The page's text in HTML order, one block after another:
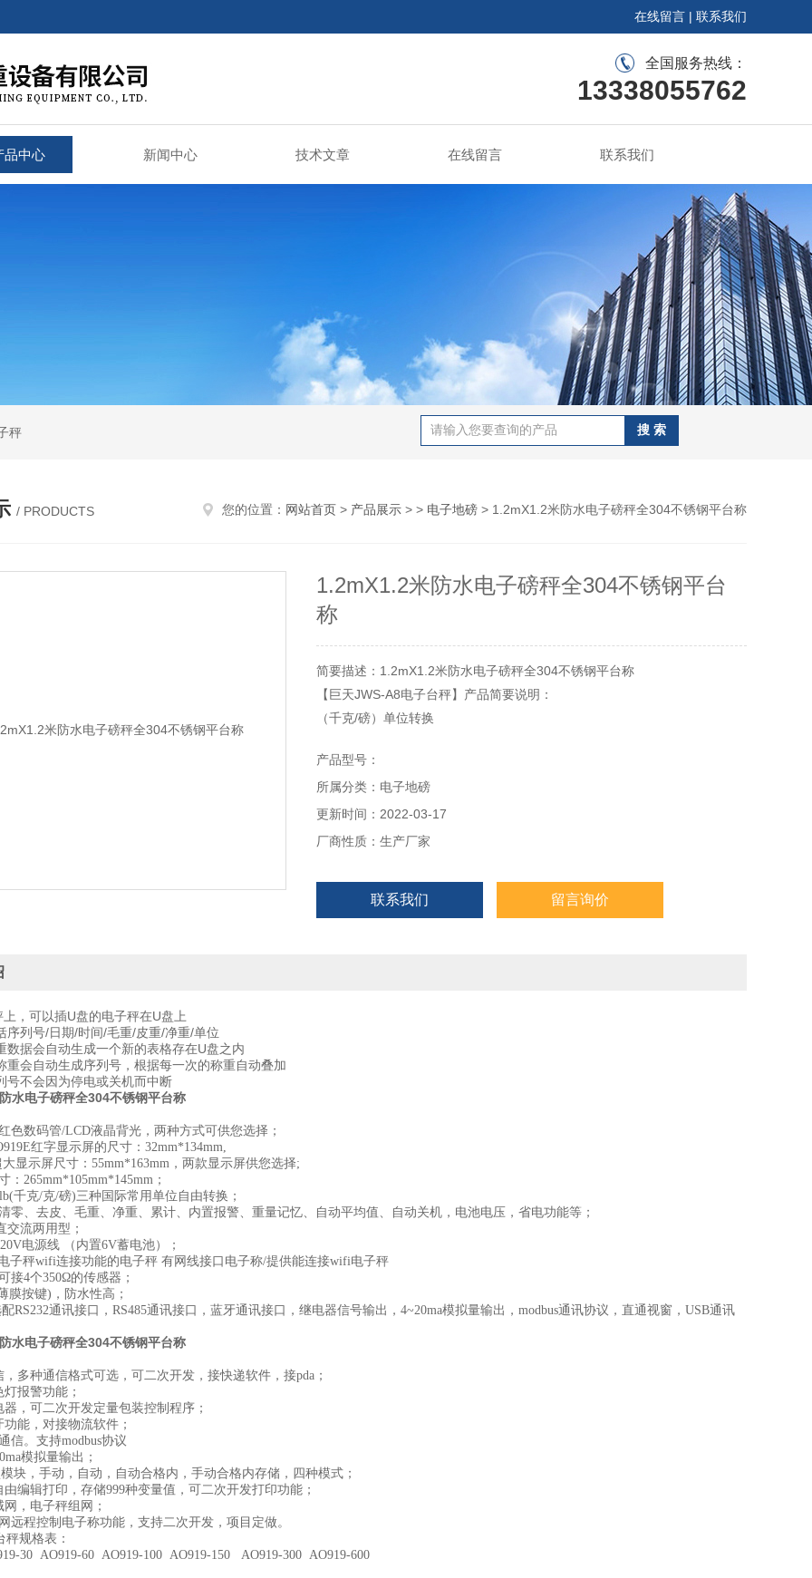
在线留言 | 联系我们
全国服务热线：
13338055762
品中心 新闻中心 技术文章 在线留言 联系我们
秤
/ PRODUCTS 您的位置： 网站首页 > 产品展示 > > 电子地磅 > 1.2mX1.2米防水电子磅秤全304不锈钢平台称
1.2mX1.2米防水电子磅秤全304不锈钢平台
称
简要描述：1.2mX1.2米防水电子磅秤全304不锈钢平台称
【巨天JWS-A8电子台秤】产品简要说明：
（千克/磅）单位转换
● 上下限重量报警功能
● 重量累加功能
● 6V/4Ah铅酸充电电池或交流220VAC供电
● 软件自动校正
● 不锈钢秤盘
● 秤量/分度值
产品型号：
所属分类：电子地磅
更新时间：2022-03-17
厂商性质：生产厂家
联系我们 留言询价
，可以插U盘的电子秤在U盘上
序列号/日期/时间/毛重/皮重/净重/单位
数据会自动生成一个新的表格存在U盘之内
重会自动生成序列号，根据每一次的称重自动叠加
号不会因为停电或关机而中断
水电子磅秤全304不锈钢平台称
色数码管/LCD液晶背光，两种方式可供您选择；
红字显示屏的尺寸：32mm*134mm,
大显示屏尺寸：55mm*163mm，两款显示屏供您选择;
：265mm*105mm*145mm；
千克/克/磅)三种国际常用单位自由转换；
零、去皮、毛重、净重、累计、内置报警、重量记忆、自动平均值、自动关机，电池电压，省电功能等；
交流两用型；
电源线 （内置6V蓄电池）；
子秤wifi连接功能的电子秤 有网线接口电子称/提供能连接wifi电子秤
接4个350Ω的传感器；
膜按键)，防水性高；
RS232通讯接口，RS485通讯接口，蓝牙通讯接口，继电器信号输出，4~20ma模拟量输出，modbus通讯协议，直通视窗，USB通讯
水电子磅秤全304不锈钢平台称
，多种通信格式可选，可二次开发，接快递软件，接pda；
报警功能；
，可二次开发定量包装控制程序；
能，对接物流软件；
信。支持modbus协议
模拟量输出；
块，手动，自动，自动合格内，手动合格内存储，四种模式；
编辑打印，存储999种变量值，可二次开发打印功能；
，电子秤组网；
远程控制电子称功能，支持二次开发，项目定做。
秤规格表：
30 AO919-60 AO919-100 AO919-150 AO919-300 AO919-600